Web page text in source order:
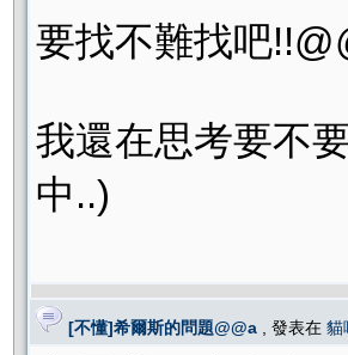
要找不難找吧
我還在思考要不
中..)
[不懂]希爾斯的問題@@a , 發表在 貓